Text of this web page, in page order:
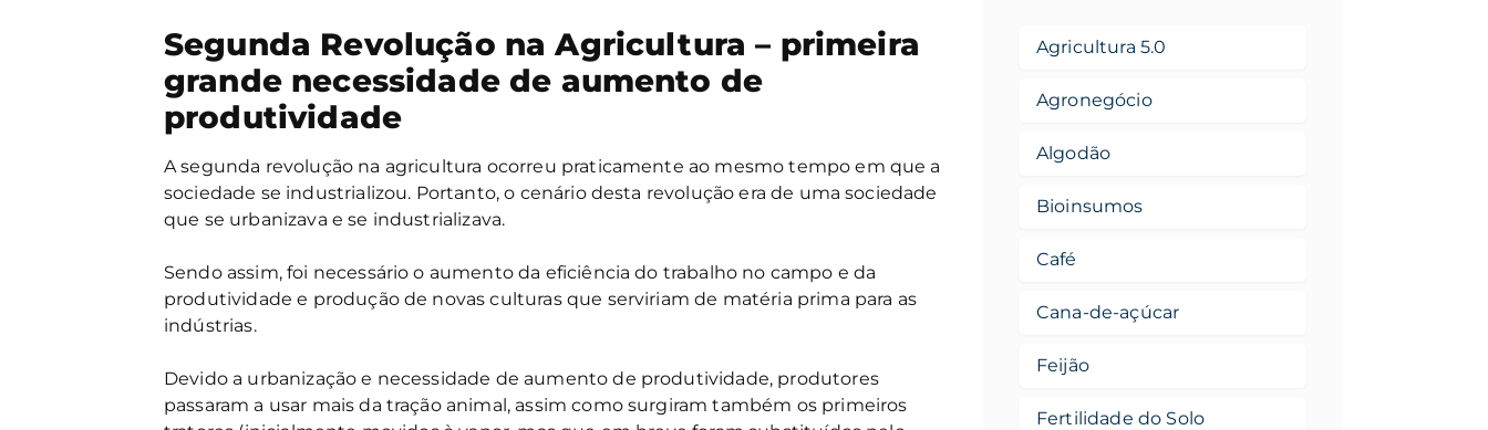
Segunda Revolução na Agricultura – primeira
grande necessidade de aumento de
produtividade
A segunda revolução na agricultura ocorreu praticamente ao mesmo tempo em que a
sociedade se industrializou. Portanto, o cenário desta revolução era de uma sociedade
que se urbanizava e se industrializava.
Sendo assim, foi necessário o aumento da eficiência do trabalho no campo e da
produtividade e produção de novas culturas que serviriam de matéria prima para as
indústrias.
Devido a urbanização e necessidade de aumento de produtividade, produtores
passaram a usar mais da tração animal, assim como surgiram também os primeiros
Agricultura 5.0
Agronegócio
Algodão
Bioinsumos
Café
Cana-de-açúcar
Feijão
Fertilidade do Solo